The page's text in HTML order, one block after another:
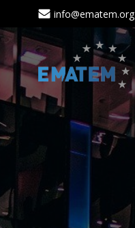
Inhalt
springen
info@ematem.org